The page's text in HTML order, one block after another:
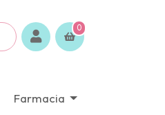
0
Farmacia